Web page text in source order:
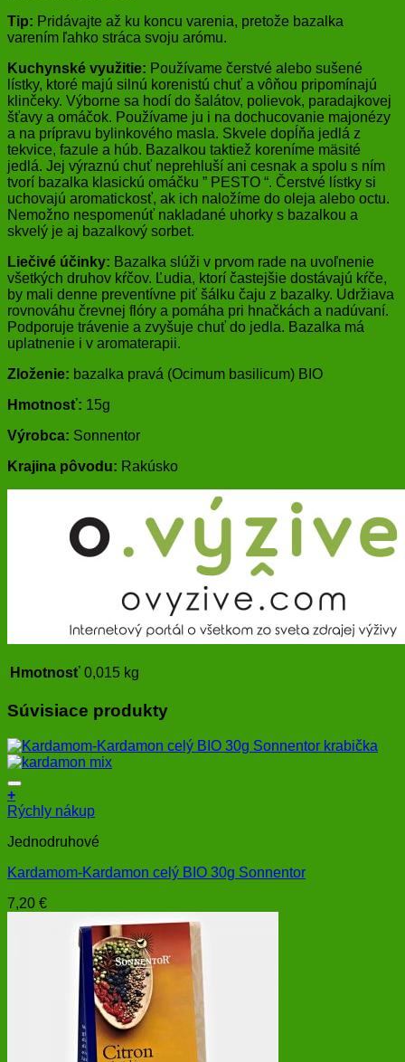
Tip: Pridávajte až ku koncu varenia, pretože bazalka
varením ľahko stráca svoju arómu.
Kuchynské využitie: Používame čerstvé alebo sušené
lístky, ktoré majú silnú korenistú chuť a vôňou pripomínajú
klinčeky. Výborne sa hodí do šalátov, polievok, paradajkovej
šťavy a omáčok. Používame ju i na dochucovanie majonézy
a na prípravu bylinkového masla. Skvele dopĺňa jedlá z
tekvice, fazule a húb. Bazalkou taktiež koreníme mäsité
jedlá. Jej výraznú chuť neprehluší ani cesnak a spolu s ním
tvorí bazalka klasickú omáčku ” PESTO “. Čerstvé lístky si
uchovajú aromatickosť, ak ich naložíme do oleja alebo octu.
Nemožno nespomenúť nakladané uhorky s bazalkou a
skvelý je aj bazalkový sorbet.
Liečivé účinky: Bazalka slúži v prvom rade na uvoľnenie
všetkých druhov kŕčov. Ľudia, ktorí častejšie dostávajú kŕče,
by mali denne preventívne piť šálku čaju z bazalky. Udržiava
rovnováhu črevnej flóry a pomáha pri hnačkách a nadúvaní.
Podporuje trávenie a zvyšuje chuť do jedla. Bazalka má
uplatnenie i v aromaterapii.
Zloženie: bazalka pravá (Ocimum basilicum) BIO
Hmotnosť: 15g
Výrobca: Sonnentor
Krajina pôvodu: Rakúsko
Hmotnosť 0,015 kg
Súvisiace produkty
+
Rýchly nákup
Jednodruhové
Kardamom-Kardamon celý BIO 30g Sonnentor
7,20 €